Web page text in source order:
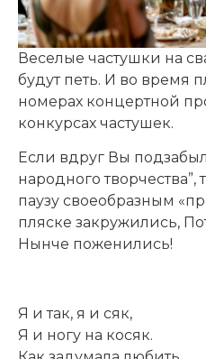
Веселые частушки на
будут петь. И во время
номерах концертной
конкурсах частушек.
Если вдруг Вы
народного
паузу своеобразным
пляске закружились,
Нынче поженились!
Я и так, я и сяк,
Я и ногу на косяк.